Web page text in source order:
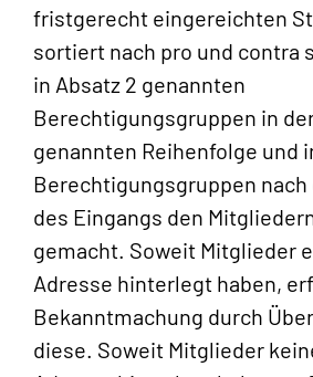
fristgerecht eingereichten
sortiert nach pro und contra
in Absatz 2 genannten
Berechtigungsgruppen in
genannten Reihenfolge und
Berechtigungsgruppen
des Eingangs den
gemacht. Soweit Mitglieder
Adresse hinterlegt haben,
Bekanntmachung durch
diese. Soweit Mitglieder